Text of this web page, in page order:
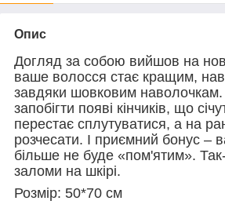
Опис
Догляд за собою вийшов на
ваше волосся стає кращим,
завдяки шовковим наволочкам.
запобігти появі кінчиків, що
перестає сплутуватися, а на
розчесати. І приємний бонус –
більше не буде «пом'ятим».
заломи на шкірі.
Розмір: 50*70 см